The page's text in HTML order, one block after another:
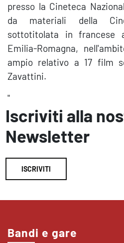
presso la Cineteca
da materiali della
sottotitolata in francese
Emilia-Romagna,
ampio relativo a 17 film
Zavattini.
"
Iscriviti alla
Newsletter
ISCRIVITI
Bandi e gare